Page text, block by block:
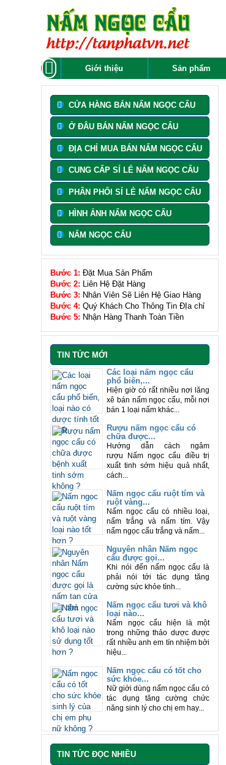
Giới thiệu Sản phẩm
CỬA HÀNG BÁN NẤM NGỌC CẨU
Ở ĐÂU BÁN NẤM NGỌC CẨU
ĐỊA CHỈ MUA BÁN NẤM NGỌC CẨU
CUNG CẤP SỈ LẺ NẤM NGỌC CẨU
PHÂN PHỐI SỈ LẺ NẤM NGỌC CẨU
HÌNH ẢNH NẤM NGỌC CẨU
NẤM NGỌC CẨU
Bước 1: Đặt Mua Sản Phẩm
Bước 2: Liên Hệ Đặt Hàng
Bước 3: Nhân Viên Sẽ Liên Hệ Giao Hàng
Bước 4: Quý Khách Cho Thông Tin ĐỊa chỉ
Bước 5: Nhận Hàng Thanh Toàn Tiền
TIN TỨC MỚI
Các loại nấm ngọc cẩu
phổ biến,...
Hiện giờ có rất nhiều nơi lăng
xê bán nấm ngọc cẩu, mỗi nơi
bán 1 loại nấm khác...
Rượu nấm ngọc cẩu có
chữa được...
Hướng dẫn cách ngâm
rượu Nấm ngọc cẩu điều trị
xuất tinh sớm hiệu quả nhất,
cách...
Nấm ngọc cẩu ruột tím và
ruột vàng...
Nấm ngọc cẩu có nhiều loại,
nấm trắng và nấm tím. Vậy
nấm ngọc cẩu trắng và nấm...
Nguyên nhân Nấm ngọc
cẩu được gọi...
Khi nói đến nấm ngọc cẩu là
phải nói tới tác dụng tăng
cường sức khỏe tình...
Nấm ngọc cẩu tươi và khô
loại nào...
Nấm ngọc cẩu hiện là một
trong những thảo dược được
rất nhiều anh em tín nhiệm bởi
hiệu...
Nấm ngọc cẩu có tốt cho
sức khỏe...
Nữ giới dùng nấm ngọc cẩu có
tác dụng tăng cường chức
năng sinh lý cho chị em hay...
TIN TỨC ĐỌC NHIỀU